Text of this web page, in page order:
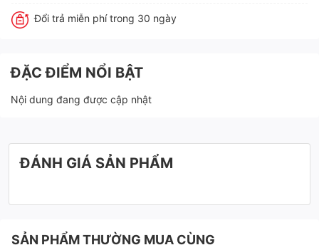
Đổi trả miễn phí trong 30 ngày
ĐẶC ĐIỂM NỔI BẬT
Nội dung đang được cập nhật
ĐÁNH GIÁ SẢN PHẨM
SẢN PHẨM THƯỜNG MUA CÙNG